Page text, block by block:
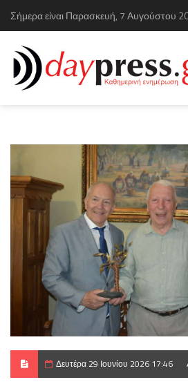
Σήμερα είναι Παρασκευή, 7 Αυγούστου
Δευτέρα 29 Ιουνίου 2026 17:46